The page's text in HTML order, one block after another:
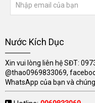
Nước Kích Dục
Xin vui lòng liên hệ SĐT:
@thao0969833069,
WhatsApp của bạn và